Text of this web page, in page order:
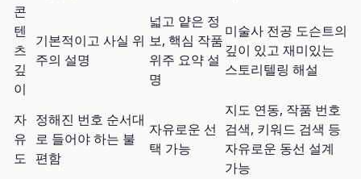
콘
텐
츠
깊
이
기본적이고 사실 위
주의 설명
넓고 얕은 정
보, 핵심 작품
위주 요약 설
명
미술사 전공 도슨트의
깊이 있고 재미있는
스토리텔링 해설
자
유
도
정해진 번호 순서대
로 들어야 하는 불
편함
자유로운 선
택 가능
지도 연동, 작품 번호
검색, 키워드 검색 등
자유로운 동선 설계
가능